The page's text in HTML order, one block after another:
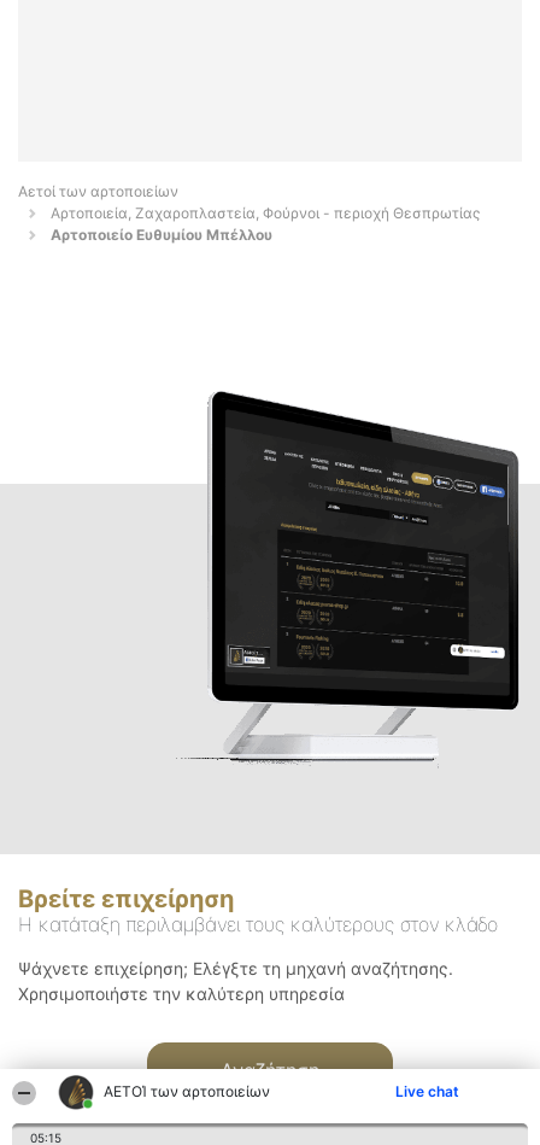
ΑΕΤΟΊ των αρτοποιείων Live chat
05:15
Αετοί των αρτοποιείων
Αρτοποιεία, Ζαχαροπλαστεία, Φούρνοι - περιοχή Θεσπρωτίας
Αρτοποιείο Ευθυμίου Μπέλλου
Βρείτε επιχείρηση
Η κατάταξη περιλαμβάνει τους καλύτερους στον κλάδο
Ψάχνετε επιχείρηση; Ελέγξτε τη μηχανή αναζήτησης.
Χρησιμοποιήστε την καλύτερη υπηρεσία
Αναζήτηση